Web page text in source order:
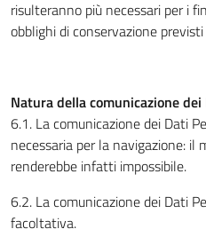
risulteranno più necessari per i
obblighi di conservazione
Natura della comunicazione dei
6.1. La comunicazione dei Dati
necessaria per la navigazione:
renderebbe infatti impossibile.
6.2. La comunicazione dei Dati
facoltativa.